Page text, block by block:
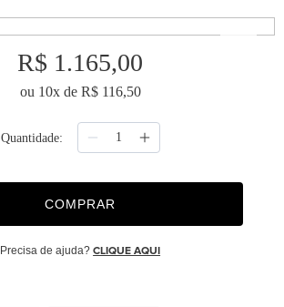
R$ 1.165,00
ou 10x de R$ 116,50
Quantidade
COMPRAR
Precisa de ajuda? CLIQUE AQUI
4º
chinelo
cobertor
8º
necessaire
10º capa duvet